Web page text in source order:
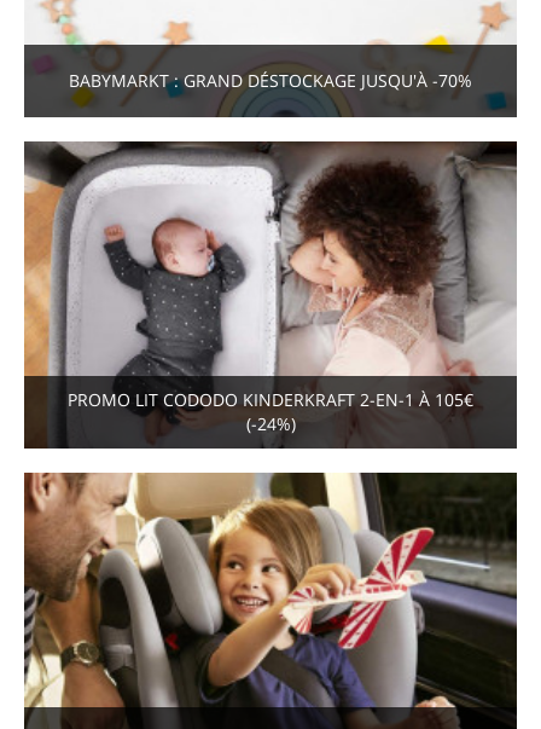
BABYMARKT : GRAND DÉSTOCKAGE JUSQU'À -70%
PROMO LIT CODODO KINDERKRAFT 2-EN-1 À 105€
(-24%)